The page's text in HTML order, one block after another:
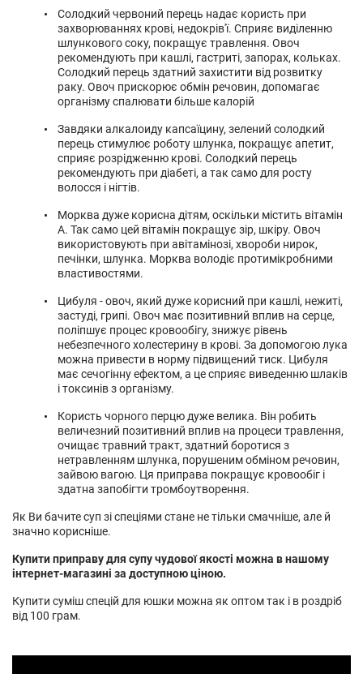
Солодкий червоний перець надає користь при
захворюваннях крові, недокрів'ї. Сприяє виділенню
шлункового соку, покращує травлення. Овоч
рекомендують при кашлі, гастриті, запорах, кольках.
Солодкий перець здатний захистити від розвитку
раку. Овоч прискорює обмін речовин, допомагає
організму спалювати більше калорій
Завдяки алкалоиду капсаїцину, зелений солодкий
перець стимулює роботу шлунка, покращує апетит,
сприяє розрідженню крові. Солодкий перець
рекомендують при діабеті, а так само для росту
волосся і нігтів.
Морква дуже корисна дітям, оскільки містить вітамін
А. Так само цей вітамін покращує зір, шкіру. Овоч
використовують при авітамінозі, хвороби нирок,
печінки, шлунка. Морква володіє протимікробними
властивостями.
Цибуля - овоч, який дуже корисний при кашлі, нежиті,
застуді, грипі. Овоч має позитивний вплив на серце,
поліпшує процес кровообігу, знижує рівень
небезпечного холестерину в крові. За допомогою лука
можна привести в норму підвищений тиск. Цибуля
має сечогінну ефектом, а це сприяє виведенню шлаків
і токсинів з організму.
Користь чорного перцю дуже велика. Він робить
величезний позитивний вплив на процеси травлення,
очищає травний тракт, здатний боротися з
нетравленням шлунка, порушеним обміном речовин,
зайвою вагою. Ця приправа покращує кровообіг і
здатна запобігти тромбоутворення.
Як Ви бачите суп зі спеціями стане не тільки смачніше, але й
значно корисніше.
Купити приправу для супу чудової якості можна в нашому
інтернет-магазині за доступною ціною.
Купити суміш спецій для юшки можна як оптом так і в роздріб
від 100 грам.